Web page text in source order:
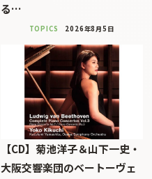
る…
TOPICS 2026年8月5日
【CD】菊池洋子＆山下一史・
大阪交響楽団のベートーヴェ